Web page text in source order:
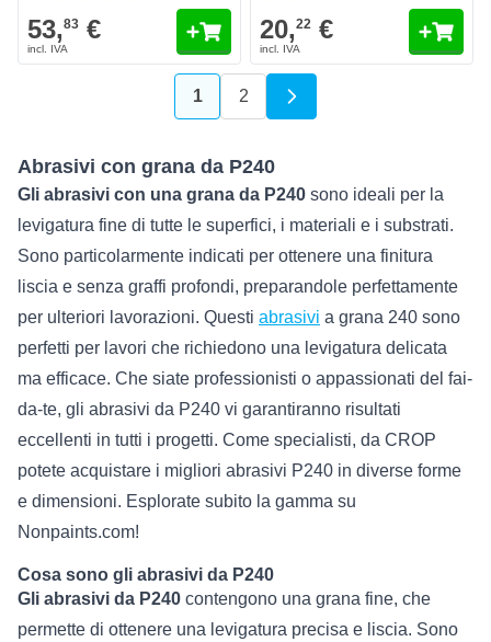
53,83 € 20,22 €
Attualmente stai leggendo la
1 Pagina
2
Abrasivi con grana da P240
Gli abrasivi con una grana da P240 sono ideali per la
levigatura fine di tutte le superfici, i materiali e i substrati.
Sono particolarmente indicati per ottenere una finitura
liscia e senza graffi profondi, preparandole perfettamente
per ulteriori lavorazioni. Questi abrasivi a grana 240 sono
perfetti per lavori che richiedono una levigatura delicata
ma efficace. Che siate professionisti o appassionati del fai-
da-te, gli abrasivi da P240 vi garantiranno risultati
eccellenti in tutti i progetti. Come specialisti, da CROP
potete acquistare i migliori abrasivi P240 in diverse forme
e dimensioni. Esplorate subito la gamma su
Nonpaints.com!
Cosa sono gli abrasivi da P240
Gli abrasivi da P240 contengono una grana fine, che
permette di ottenere una levigatura precisa e liscia. Sono